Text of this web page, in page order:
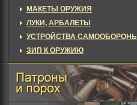
МАКЕТЫ ОРУЖИЯ
ЛУКИ, АРБАЛЕТЫ
УСТРОЙСТВА САМООБОРОНЫ
ЗИП К ОРУЖИЮ